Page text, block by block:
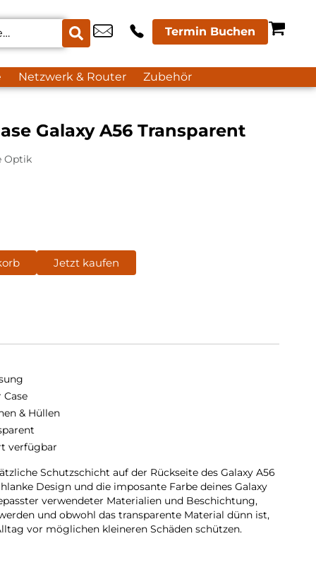
Termin Buchen
Netzwerk & Router Zubehör
Galaxy A56 Transparent
Optik
Jetzt kaufen
Case
& Hüllen
verfügbar
Schutzschicht auf der Rückseite des Galaxy A56
Design und die imposante Farbe deines Galaxy
verwendeter Materialien und Beschichtung,
und obwohl das transparente Material dünn ist,
vor möglichen kleineren Schäden schützen.